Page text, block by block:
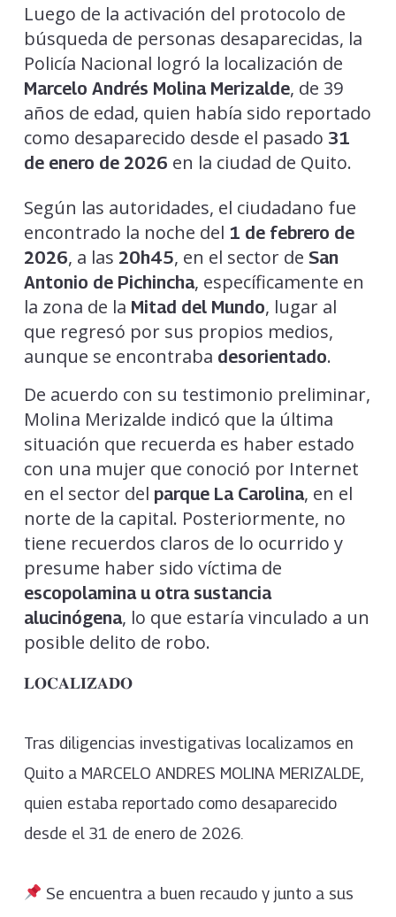
Luego de la activación del protocolo de
búsqueda de personas desaparecidas, la
Policía Nacional logró la localización de
Marcelo Andrés Molina Merizalde, de 39
años de edad, quien había sido reportado
como desaparecido desde el pasado 31
de enero de 2026 en la ciudad de Quito.
Según las autoridades, el ciudadano fue
encontrado la noche del 1 de febrero de
2026, a las 20h45, en el sector de San
Antonio de Pichincha, específicamente en
la zona de la Mitad del Mundo, lugar al
que regresó por sus propios medios,
aunque se encontraba desorientado.
De acuerdo con su testimonio preliminar,
Molina Merizalde indicó que la última
situación que recuerda es haber estado
con una mujer que conoció por Internet
en el sector del parque La Carolina, en el
norte de la capital. Posteriormente, no
tiene recuerdos claros de lo ocurrido y
presume haber sido víctima de
escopolamina u otra sustancia
alucinógena, lo que estaría vinculado a un
posible delito de robo.
𝐋𝐎𝐂𝐀𝐋𝐈𝐙𝐀𝐃𝐎
Tras diligencias investigativas localizamos en
Quito a MARCELO ANDRES MOLINA MERIZALDE,
quien estaba reportado como desaparecido
desde el 31 de enero de 2026.
Se encuentra a buen recaudo y junto a sus